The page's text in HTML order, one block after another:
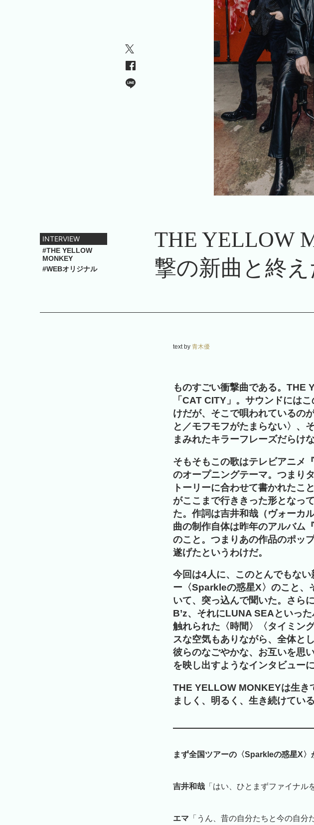
INTERVIEW
#THE YELLOW
MONKEY
#WEBオリジナル
THE YELLOW
撃の新曲と終
text by 青木優
ものすごい衝撃曲である。THE
「CAT CITY」。サウンドには
けだが、そこで唄われているの
と／モフモフがたまらない〉、
まみれたキラーフレーズだらけな
そもそもこの歌はテレビアニメ
のオープニングテーマ。つまり
トーリーに合わせて書かれたこ
がここまで行ききった形となっ
た。作詞は吉井和哉（ヴォーカ
曲の制作自体は昨年のアルバム
のこと。つまりあの作品のポッ
遂げたというわけだ。
今回は4人に、このとんでもな
ー〈Sparkleの惑星X〉のこと、
いて、突っ込んで聞いた。さら
B’z、それにLUNA SEAといっ
触れられた〈時間〉〈タイミ
スな空気もありながら、全体と
彼らのなごやかな、お互いを思
を映し出すようなインタビュー
THE YELLOW MONKEYは生き
ましく、明るく、生き続けている
まず全国ツアーの〈Sparkleの惑星X〉
吉井和哉 「はい、ひとまずファイナル
エマ 「うん、昔の自分たちと今の自